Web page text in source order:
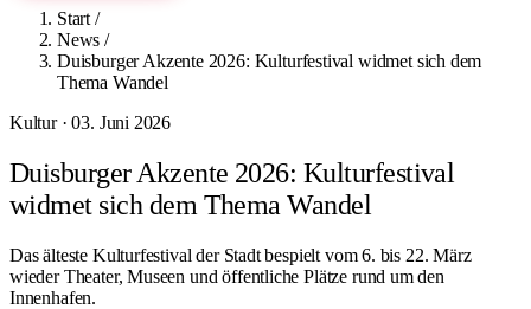
Start /
News /
Duisburger Akzente 2026: Kulturfestival widmet sich dem
Thema Wandel
Kultur · 03. Juni 2026
Duisburger Akzente 2026: Kulturfestival
widmet sich dem Thema Wandel
Das älteste Kulturfestival der Stadt bespielt vom 6. bis 22. März
wieder Theater, Museen und öffentliche Plätze rund um den
Innenhafen.